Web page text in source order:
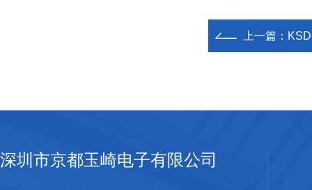
上一篇：
深圳市京都玉崎电子有限公司